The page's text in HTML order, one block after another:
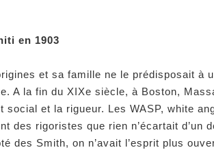
en 1903
et sa famille ne le prédisposait à
A la fin du XIXe siècle, à Boston,
social et la rigueur. Les WASP, white
des rigoristes que rien n’écartait d’un
des Smith, on n’avait l’esprit plus